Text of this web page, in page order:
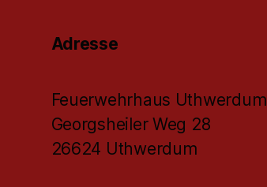
Adresse
Feuerwehrhaus Uthwerdum
Georgsheiler Weg 28
26624 Uthwerdum